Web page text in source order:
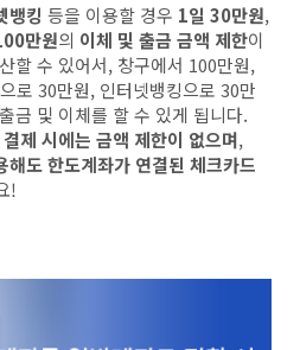
뱅킹 등을 이용할 경우 1일 30만원,
만원의 이체 및 출금 금액 제한이
할 수 있어서, 창구에서 100만원,
로 30만원, 인터넷뱅킹으로 30만
금 및 이체를 할 수 있게 됩니다.
제 시에는 금액 제한이 없으며,
도 한도계좌가 연결된 체크카드
!